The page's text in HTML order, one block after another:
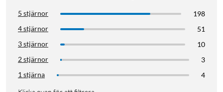
5 stjärnor
198
4 stjärnor
51
3 stjärnor
10
2 stjärnor
3
1 stjärna
4